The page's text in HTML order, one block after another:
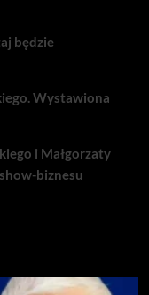
będzie
Wystawiona
i Małgorzaty
biznesu